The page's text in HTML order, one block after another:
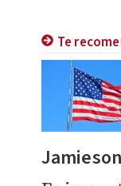
Te